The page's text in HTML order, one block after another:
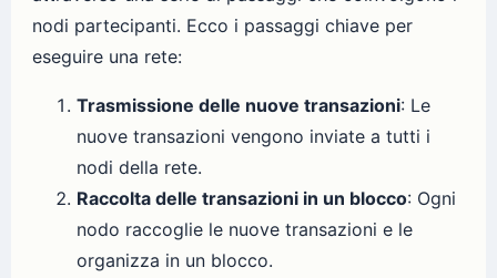
nodi partecipanti. Ecco i passaggi chiave per
eseguire una rete:
Trasmissione delle nuove transazioni: Le
nuove transazioni vengono inviate a tutti i
nodi della rete.
Raccolta delle transazioni in un blocco: Ogni
nodo raccoglie le nuove transazioni e le
organizza in un blocco.